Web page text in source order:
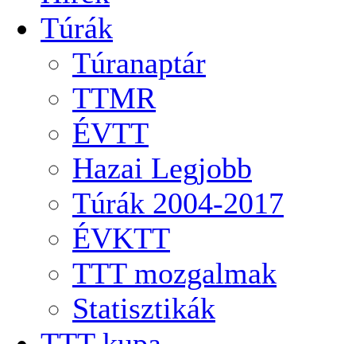
Túrák
Túranaptár
TTMR
ÉVTT
Hazai Legjobb
Túrák 2004-2017
ÉVKTT
TTT mozgalmak
Statisztikák